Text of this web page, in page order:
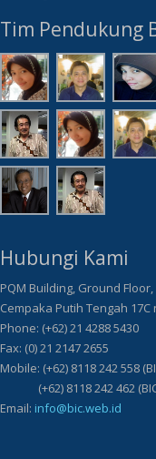
Tim Pendukung
Hubungi Kami
PQM Building, Ground Floor,
Cempaka Putih Tengah 17C
Phone: (+62) 21 4288 5430
Fax: (0) 21 2147 2655
Mobile: (+62) 8118 242 558
(+62) 8118 242 462
Email: info@bic.web.id